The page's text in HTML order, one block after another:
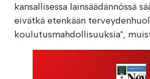
kansallisessa lainsäädännössä
eivätkä etenkään
koulutusmahdollisuuksia",